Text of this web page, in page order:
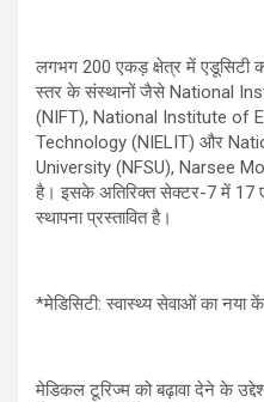
लगभग 200 एकड़ क्षेत्र में एडूसिटी का
स्तर के संस्थानों जैसे National
(NIFT), National Institute of
Technology (NIELIT) और
University (NFSU), Narsee
है। इसके अतिरिक्त सेक्टर-7 में 17
स्थापना प्रस्तावित है।
*मेडिसिटी: स्वास्थ्य सेवाओं का नया
मेडिकल टूरिज्म को बढ़ावा देने के